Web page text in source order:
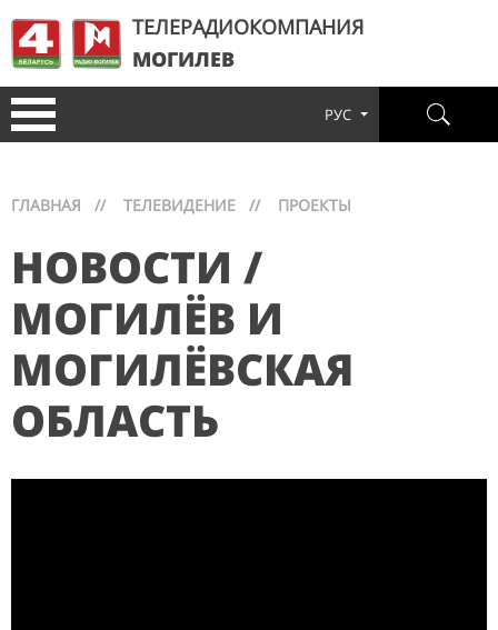
ТЕЛЕРАДИОКОМПАНИЯ
МОГИЛЕВ
РУС
ГЛАВНАЯ // ТЕЛЕВИДЕНИЕ // ПРОЕКТЫ
НОВОСТИ /
МОГИЛЁВ И
МОГИЛЁВСКАЯ
ОБЛАСТЬ